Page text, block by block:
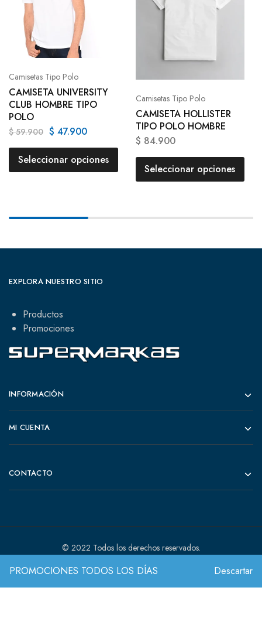
PROMOCIONES TODOS LOS DÍAS Descartar
Camisetas Tipo Polo
CAMISETA UNIVERSITY
CLUB HOMBRE TIPO
POLO
$59.900 $ 47.900
Seleccionar opciones
Camisetas Tipo Polo
CAMISETA HOLLISTER
TIPO POLO HOMBRE
$ 84.900
Seleccionar opciones
EXPLORA NUESTRO SITIO
Productos
Promociones
INFORMACIÓN
MI CUENTA
CONTACTO
© 2022 Todos los derechos reservados.